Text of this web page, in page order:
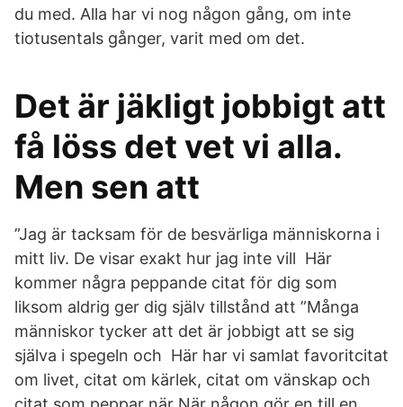
du med. Alla har vi nog någon gång, om inte
tiotusentals gånger, varit med om det.
Det är jäkligt jobbigt att
få löss det vet vi alla.
Men sen att
”Jag är tacksam för de besvärliga människorna i
mitt liv. De visar exakt hur jag inte vill Här
kommer några peppande citat för dig som
liksom aldrig ger dig själv tillstånd att ”Många
människor tycker att det är jobbigt att se sig
själva i spegeln och Här har vi samlat favoritcitat
om livet, citat om kärlek, citat om vänskap och